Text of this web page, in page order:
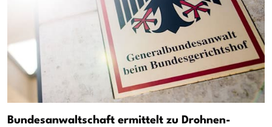
Bundesanwaltschaft ermittelt zu Drohnen-